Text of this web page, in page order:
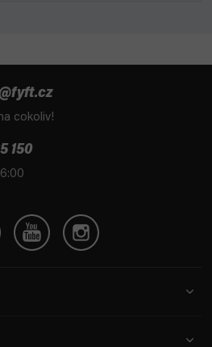
cokoliv!
150